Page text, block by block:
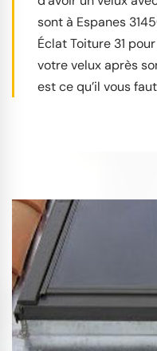
sont à Espanes
Éclat Toiture 31
votre velux après
est ce qu’il vous